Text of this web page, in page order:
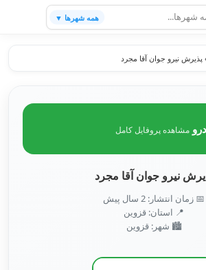
همه شهرها ▼
› پذیرش نیرو جوان آقا مجرد
مشاهده پروفایل کامل
نیرو جوان آقا مجرد
📅 زمان انتشار: 2 سال پیش
📍 استان: قزوین
🏙️ شهر: قزوین